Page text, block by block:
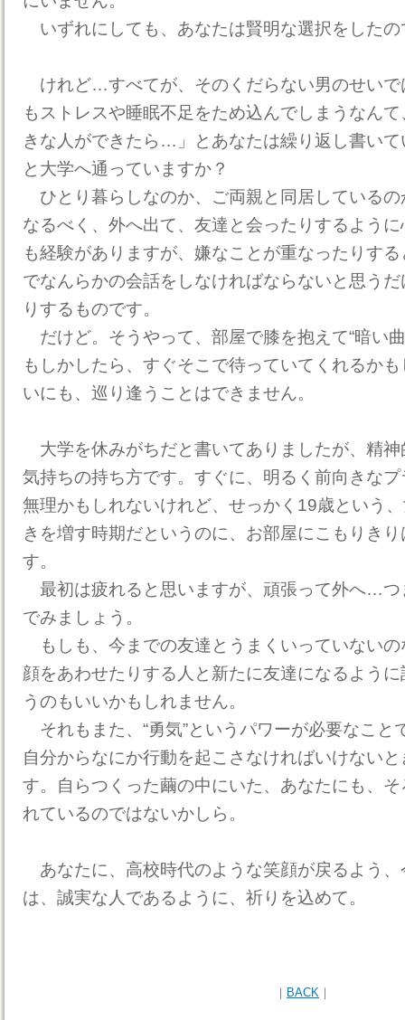
いずれにしても、あなたは賢明な選択をしたの
けれど…すべてが、そのくだらない男のせいで
もストレスや睡眠不足をため込んでしまうなん
きな人ができたら…」とあなたは繰り返し書い
と大学へ通っていますか？
ひとり暮らしなのか、ご両親と同居している
なるべく、外へ出て、友達と会ったりするよう
も経験がありますが、嫌なことが重なったりす
でなんらかの会話をしなければならないと思う
りするものです。
だけど。そうやって、部屋で膝を抱えて“暗い
もしかしたら、すぐそこで待っていてくれるか
いにも、巡り逢うことはできません。
大学を休みがちだと書いてありましたが、精
気持ちの持ち方です。すぐに、明るく前向きな
無理かもしれないけれど、せっかく19歳という
きを増す時期だというのに、お部屋にこもりき
す。
最初は疲れると思いますが、頑張って外へ…つ
でみましょう。
もしも、今までの友達とうまくいっていない
顔をあわせたりする人と新たに友達になるよう
うのもいいかもしれません。
それもまた、“勇気”というパワーが必要なこと
自分からなにか行動を起こさなければいけない
す。自らつくった繭の中にいた、あなたにも、
れているのではないかしら。
あなたに、高校時代のような笑顔が戻るよう、
は、誠実な人であるように、祈りを込めて。
｜ BACK ｜